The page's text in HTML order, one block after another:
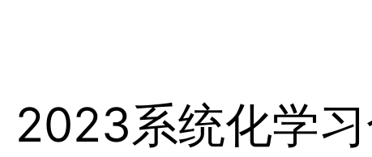
2023系统化学